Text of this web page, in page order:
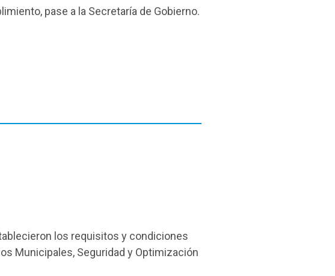
pase a la Secretaría de Gobierno.
los requisitos y condiciones
Municipales, Seguridad y Optimización